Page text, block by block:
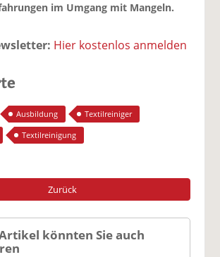
im Umgang mit Mangeln.
Hier kostenlos anmelden
Ausbildung
Textilreiniger
Textilreinigung
Zurück
könnten Sie auch